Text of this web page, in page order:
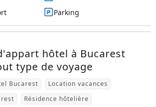
Parking
hôtel à Bucarest
type de voyage
Bucarest
Location vacances
Résidence hôtelière